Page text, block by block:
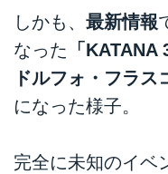
しかも、 最新情報
なった 「
ドルフォ・フラス
になった様子。
完全に未知のイベ